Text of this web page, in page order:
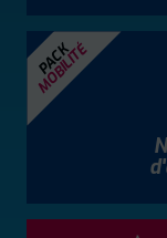
PACK
MOBILITÉ